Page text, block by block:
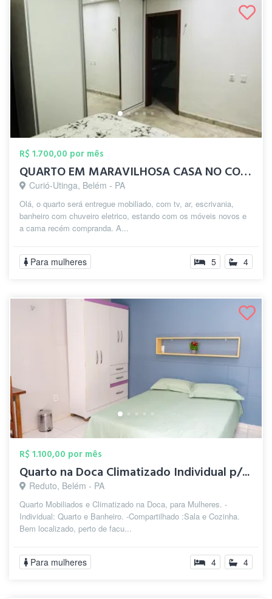
R$ 1.700,00 por mês
QUARTO EM MARAVILHOSA CASA NO CONJ JD IT...
Curió-Utinga, Belém - PA
Olá, o quarto será entregue mobiliado, com tv, ar, escrivania,
banheiro com chuveiro eletrico, estando com os móveis novos e
a cama recém compranda. A...
Para mulheres 5 4
R$ 1.100,00 por mês
Quarto na Doca Climatizado Individual p/...
Reduto, Belém - PA
Quarto Mobiliados e Climatizado na Doca, para Mulheres. -
Individual: Quarto e Banheiro. -Compartilhado :Sala e Cozinha.
Bem localizado, perto de facu...
Para mulheres 4 4